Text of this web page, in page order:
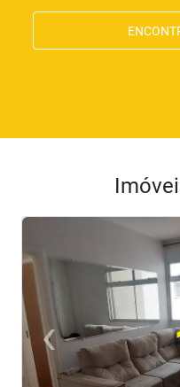
‹Previous